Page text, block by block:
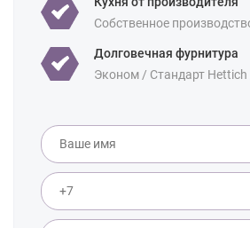
Уточнение по
фасаду:
Массив дуба
Собственное
Долговечная фурнитура
Эконом / Стандарт